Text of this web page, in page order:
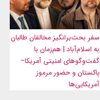
سفر بحث‌برانگیز مخالفان طالبان
به اسلام‌آباد | هم‌زمان با
گفت‌وگوهای امنیتی آمریکا–
پاکستان و حضور مرموز
آمریکایی‌ها